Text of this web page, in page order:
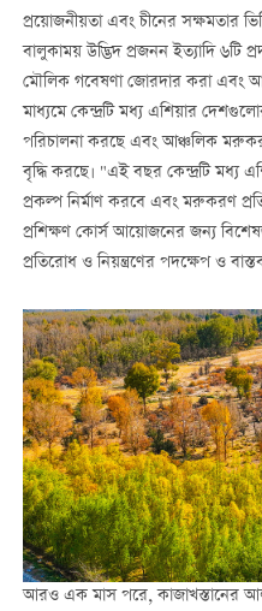
প্রয়োজনীয়তা এবং চীনের সক্ষমতার
বালুকাময় উদ্ভিদ প্রজনন ইত্যাদি ৬টি
মৌলিক গবেষণা জোরদার করা এবং
মাধ্যমে কেন্দ্রটি মধ্য এশিয়ার
পরিচালনা করছে এবং আঞ্চলিক
বৃদ্ধি করছে। "এই বছর কেন্দ্রটি মধ্য
প্রকল্প নির্মাণ করবে এবং মরুকরণ
প্রশিক্ষণ কোর্স আয়োজনের জন্য
প্রতিরোধ ও নিয়ন্ত্রণের পদক্ষেপ ও
আরও এক মাস পরে, কাজাখস্তানের